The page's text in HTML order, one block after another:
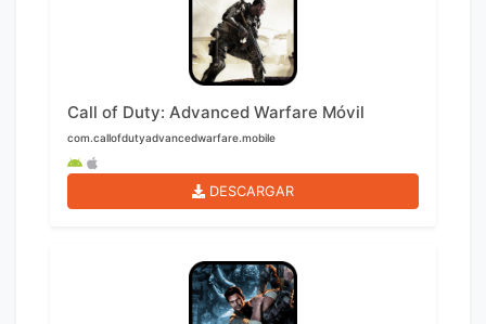
Call of Duty: Advanced Warfare Móvil
com.callofdutyadvancedwarfare.mobile
DESCARGAR